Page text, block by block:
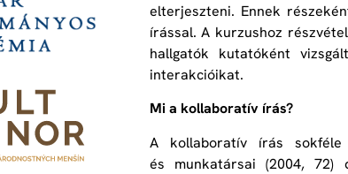
elterjeszteni. Ennek
írással. A kurzushoz
hallgatók kutatóként
interakcióikat.
Mi a kollaboratív írás?
A kollaboratív írás sokféle
és munkatársai (2004, 72)